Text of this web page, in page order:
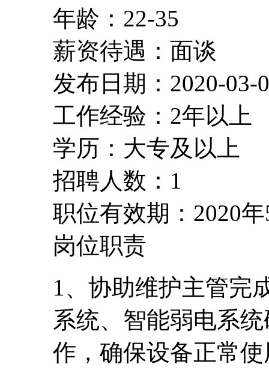
年龄：22-35
薪资待遇：面谈
发布日期：2020-03-
工作经验：2年以上
学历：大专及以上
招聘人数：1
职位有效期：2020
岗位职责
1、协助维护主管完
系统、智能弱电系
作，确保设备正常